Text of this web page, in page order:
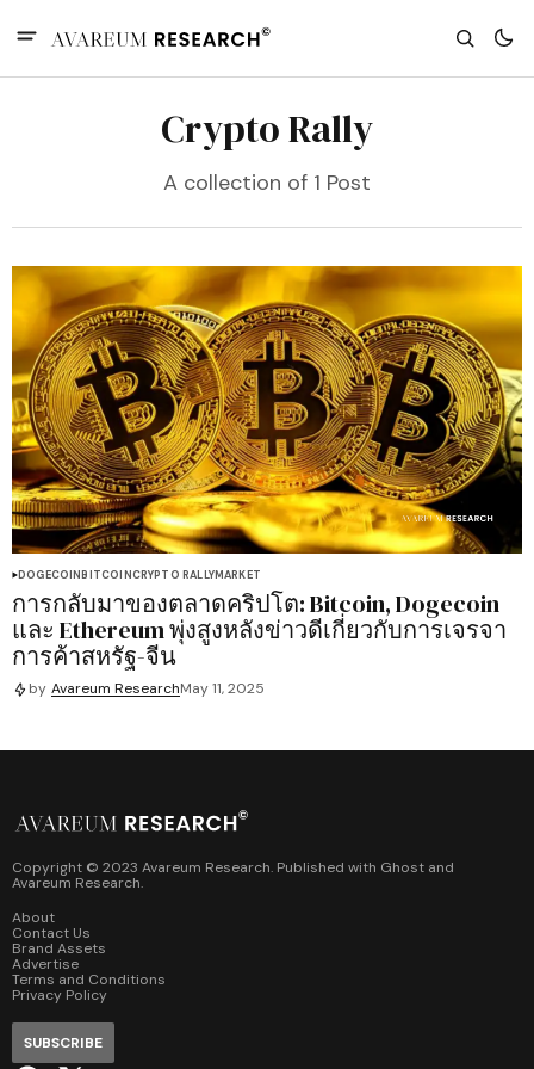
Crypto Rally
A collection of 1 Post
DOGECOINBITCOINCRYPTO RALLYMARKET
การกลับมาของตลาดคริปโต: Bitcoin, Dogecoin
และ Ethereum พุ่งสูงหลังข่าวดีเกี่ยวกับการเจรจา
การค้าสหรัฐ-จีน
by Avareum ResearchMay 11, 2025
Copyright © 2023 Avareum Research. Published with Ghost and
Avareum Research.
About
Contact Us
Brand Assets
Advertise
Terms and Conditions
Privacy Policy
SUBSCRIBE